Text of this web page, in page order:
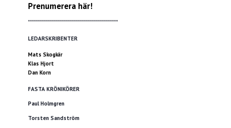
Prenumerera här!
*********************************************
LEDARSKRIBENTER
Mats Skogkär
Klas Hjort
Dan Korn
FASTA KRÖNIKÖRER
Paul Holmgren
Torsten Sandström